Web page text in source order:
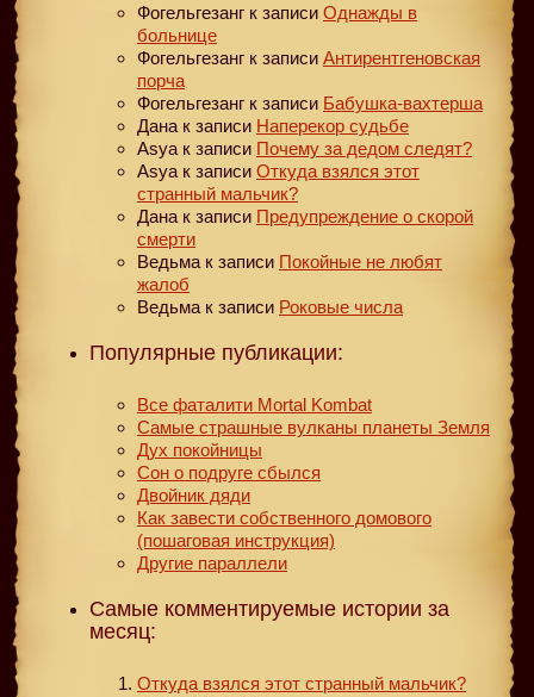
Фогельгезанг к записи Однажды в
больнице
Фогельгезанг к записи Антирентгеновская
порча
Фогельгезанг к записи Бабушка-вахтерша
Дана к записи Наперекор судьбе
Asya к записи Почему за дедом следят?
Asya к записи Откуда взялся этот
странный мальчик?
Дана к записи Предупреждение о скорой
смерти
Ведьма к записи Покойные не любят
жалоб
Ведьма к записи Роковые числа
Популярные публикации:
Все фаталити Mortal Kombat
Самые страшные вулканы планеты Земля
Дух покойницы
Сон о подруге сбылся
Двойник дяди
Как завести собственного домового
(пошаговая инструкция)
Другие параллели
Самые комментируемые истории за
месяц:
Откуда взялся этот странный мальчик?